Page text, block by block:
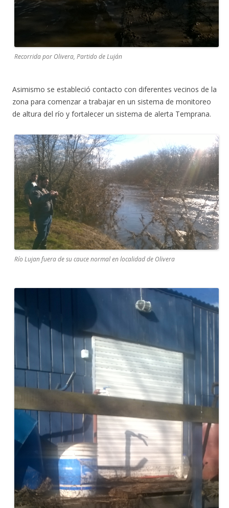
Recorrida por Olivera, Partido de Luján
Asimismo se estableció contacto con diferentes vecinos de la
zona para comenzar a trabajar en un sistema de monitoreo
de altura del río y fortalecer un sistema de alerta Temprana.
Río Lujan fuera de su cauce normal en localidad de Olivera